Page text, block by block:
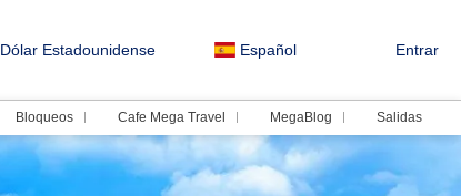
Dólar Estadounidense Español Entrar
Bloqueos Cafe Mega Travel MegaBlog Salidas